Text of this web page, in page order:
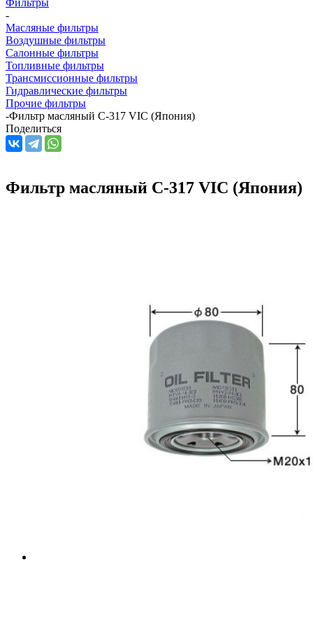
-
Масляные фильтры
Воздушные фильтры
Салонные фильтры
Топливные фильтры
Трансмиссионные фильтры
Гидравлические фильтры
Прочие фильтры
-Фильтр масляный C-317 VIC (Япония)
Поделиться
Фильтр масляный C-317 VIC (Япония)